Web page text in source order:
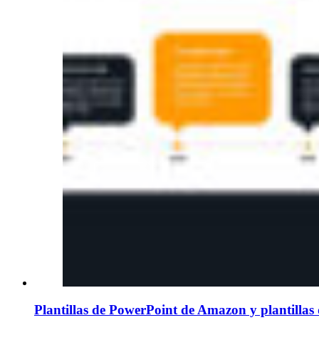
Plantillas de PowerPoint de Amazon y plantillas